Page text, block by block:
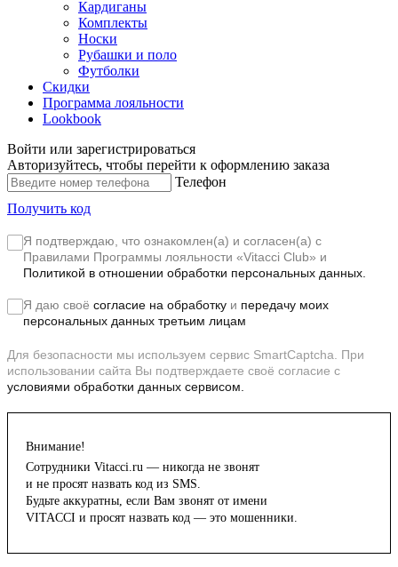
Кардиганы
Комплекты
Носки
Рубашки и поло
Футболки
Скидки
Программа лояльности
Lookbook
Войти или зарегистрироваться
Авторизуйтесь, чтобы перейти к оформлению заказа
Телефон
Получить код
Я подтверждаю, что ознакомлен(а) и согласен(а) с
Правилами Программы лояльности «Vitacci Club» и
Политикой в отношении обработки персональных данных.
Я даю своё согласие на обработку и передачу моих
персональных данных третьим лицам
Для безопасности мы используем сервис SmartCaptcha. При
использовании сайта Вы подтверждаете своё согласие с
условиями обработки данных сервисом.
Внимание!
Сотрудники Vitacci.ru — никогда не звонят
и не просят назвать код из SMS.
Будьте аккуратны, если Вам звонят от имени
VITACCI и просят назвать код — это мошенники.